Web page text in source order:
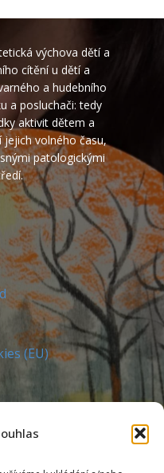
výchova dětí a
cítění u dětí a
a hudebního
a posluchači: tedy
aktivit dětem a
jejich volného času,
patologickými
(EU)